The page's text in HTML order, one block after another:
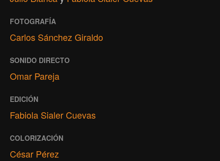
FOTOGRAFÍA
Carlos Sánchez Giraldo
SONIDO DIRECTO
Omar Pareja
EDICIÓN
Fabiola Sialer Cuevas
COLORIZACIÓN
César Pérez